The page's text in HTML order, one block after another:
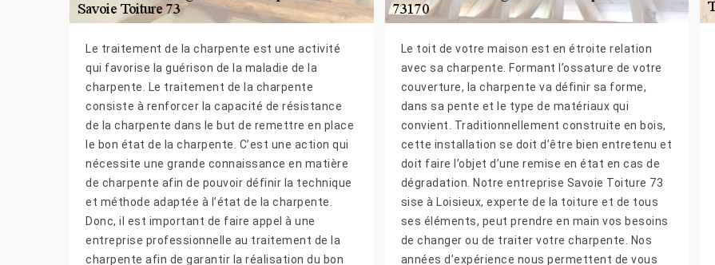
Le traitement de la charpente est une activité
qui favorise la guérison de la maladie de la
charpente. Le traitement de la charpente
consiste à renforcer la capacité de résistance
de la charpente dans le but de remettre en place
le bon état de la charpente. C’est une action qui
nécessite une grande connaissance en matière
de charpente afin de pouvoir définir la technique
et méthode adaptée à l’état de la charpente.
Donc, il est important de faire appel à une
entreprise professionnelle au traitement de la
charpente afin de garantir la réalisation du bon
Le toit de votre maison est en étroite relation
avec sa charpente. Formant l’ossature de votre
couverture, la charpente va définir sa forme,
dans sa pente et le type de matériaux qui
convient. Traditionnellement construite en bois,
cette installation se doit d’être bien entretenu et
doit faire l’objet d’une remise en état en cas de
dégradation. Notre entreprise Savoie Toiture 73
sise à Loisieux, experte de la toiture et de tous
ses éléments, peut prendre en main vos besoins
de changer ou de traiter votre charpente. Nos
années d’expérience nous permettent de vous